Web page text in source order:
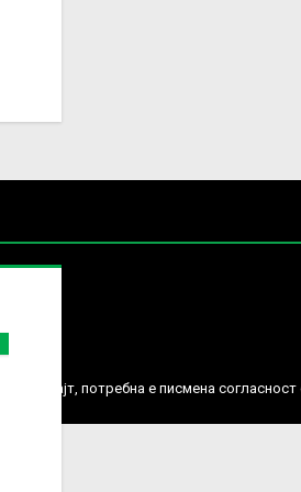
веб сајт, потребна е писмена